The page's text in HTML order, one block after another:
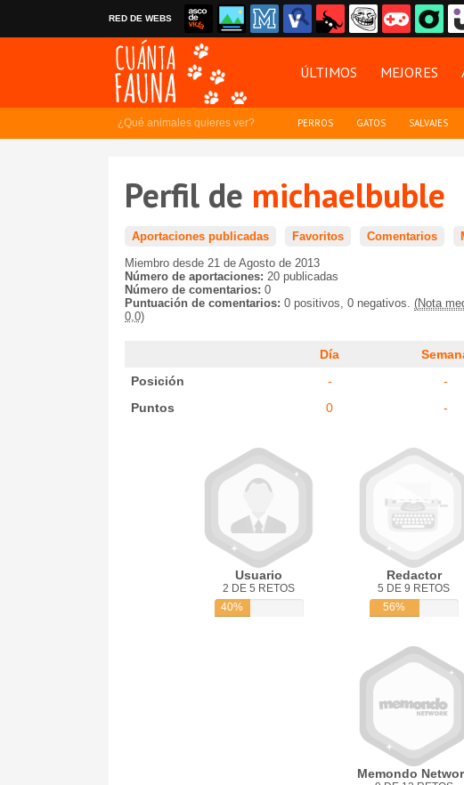
RED DE WEBS
ÚLTIMOS MEJORES
¿Qué animales quieres ver? PERROS GATOS SALVAJES
Perfil de michaelbuble
Aportaciones publicadas Favoritos Comentarios
Miembro desde 21 de Agosto de 2013
Número de aportaciones: 20 publicadas
Número de comentarios: 0
Puntuación de comentarios: 0 positivos, 0 negativos. (Nota
0,0)
Día
Posición
- -
Puntos
0 -
Usuario
2 DE 5 RETOS
40%
Redactor
5 DE 9 RETOS
56%
Memondo